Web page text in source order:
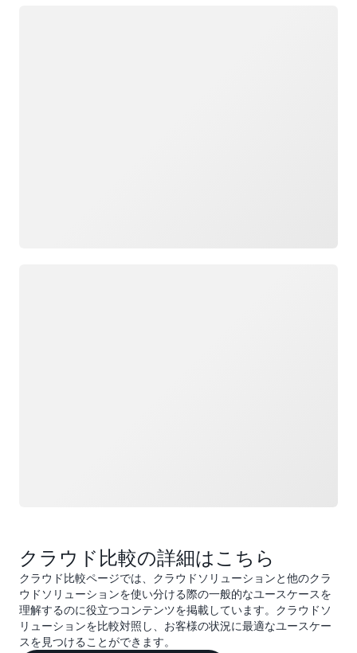
クラウド比較の詳細はこちら
クラウド比較ページでは、クラウドソリューションと他のクラ
ウドソリューションを使い分ける際の一般的なユースケースを
理解するのに役立つコンテンツを掲載しています。クラウドソ
リューションを比較対照し、お客様の状況に最適なユースケー
スを見つけることができます。